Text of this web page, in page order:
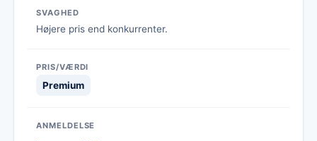
Højere pris end konkurrenter.
Premium